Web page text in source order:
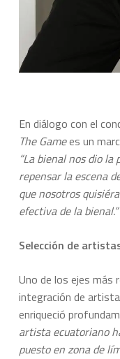
En diálogo con el
The Gamees un
“La bienal nos dio
repensar la escena
que nosotros
efectiva de la bienal.”
Selección de
Uno de los ejes más
integración de
enriqueció
artista ecuatoriano
puesto en zona de